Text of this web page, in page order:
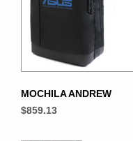
MOCHILA ANDREW
$859.13